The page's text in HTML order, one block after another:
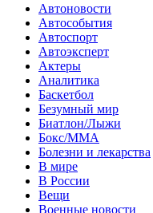
Автоновости
Автособытия
Автоспорт
Автоэксперт
Актеры
Аналитика
Баскетбол
Безумный мир
Биатлон/Лыжи
Бокс/MMA
Болезни и лекарства
В мире
В России
Вещи
Военные новости